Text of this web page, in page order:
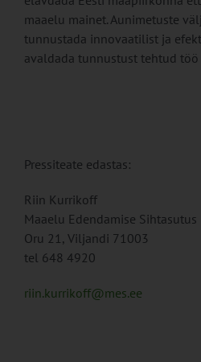
maaelu mainet. Aunimetuste
tunnustada innovaatilist ja
avaldada tunnustust tehtud töö
Pressiteate edastas:
Riin Kurrikoff
Maaelu Edendamise Sihtasutus
Oru 21, Viljandi 71003
tel 648 4920
riin.kurrikoff@mes.ee